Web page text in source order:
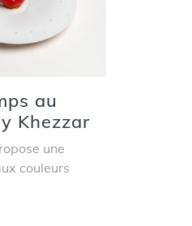
au
Khezzar
une
couleurs